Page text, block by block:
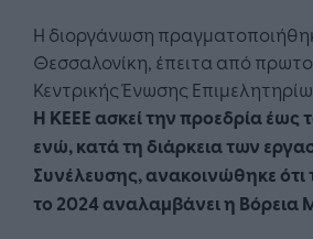
Η διοργάνωση
Θεσσαλονίκη, έπειτα από
Κεντρικής Ένωσης
Η ΚΕΕΕ ασκεί την προεδρία έως
ενώ, κατά τη διάρκεια των
Συνέλευσης, ανακοινώθηκε ότι
το 2024 αναλαμβάνει η Βόρεια